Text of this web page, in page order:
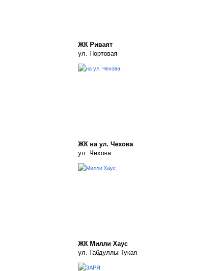
ЖК Риваят
ул. Портовая
ЖК на ул. Чехова
ул. Чехова
ЖК Милли Хаус
ул. Габдуллы Тукая